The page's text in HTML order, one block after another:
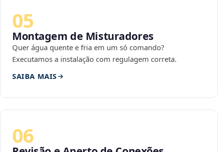
05
Montagem de Misturadores
Quer água quente e fria em um só comando?
Executamos a instalação com regulagem correta.
SAIBA MAIS
06